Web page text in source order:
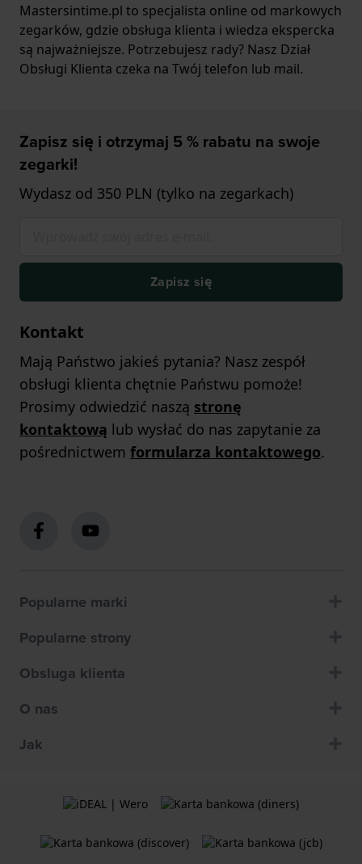
Mastersintime.pl to specjalista online od markowych
zegarków, gdzie obsługa klienta i wiedza ekspercka
są najważniejsze. Potrzebujesz rady? Nasz Dział
Obsługi Klienta czeka na Twój telefon lub mail.
Zapisz się i otrzymaj 5 % rabatu na swoje
zegarki!
Wydasz od 350 PLN (tylko na zegarkach)
Zapisz się
Kontakt
Mają Państwo jakieś pytania? Nasz zespół
obsługi klienta chętnie Państwu pomoże!
Prosimy odwiedzić naszą stronę
kontaktową lub wysłać do nas zapytanie za
pośrednictwem formularza kontaktowego.
Popularne marki
Popularne strony
Obsluga klienta
O nas
Jak